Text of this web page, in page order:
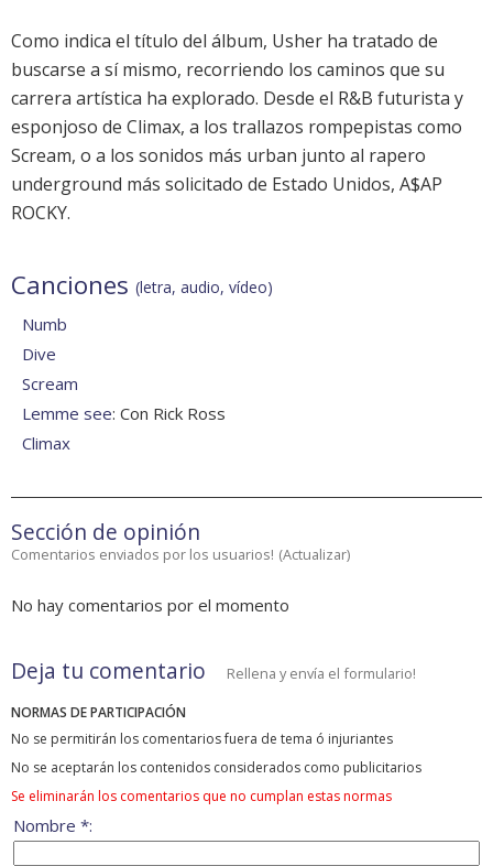
Como indica el título del álbum, Usher ha tratado de
buscarse a sí mismo, recorriendo los caminos que su
carrera artística ha explorado. Desde el R&B futurista y
esponjoso de Climax, a los trallazos rompepistas como
Scream, o a los sonidos más urban junto al rapero
underground más solicitado de Estado Unidos, A$AP
ROCKY.
Canciones (letra, audio, vídeo)
Numb
Dive
Scream
Lemme see: Con Rick Ross
Climax
Sección de opinión
Comentarios enviados por los usuarios! (Actualizar)
No hay comentarios por el momento
Deja tu comentario Rellena y envía el formulario!
NORMAS DE PARTICIPACIÓN
No se permitirán los comentarios fuera de tema ó injuriantes
No se aceptarán los contenidos considerados como publicitarios
Se eliminarán los comentarios que no cumplan estas normas
Nombre *: